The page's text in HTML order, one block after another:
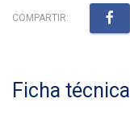
COMPARTIR:
Ficha técnica